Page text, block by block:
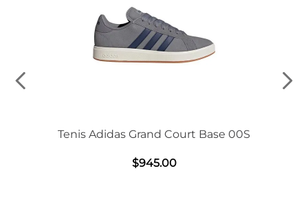
Tenis Adidas Grand Court Base 00S
$945.00